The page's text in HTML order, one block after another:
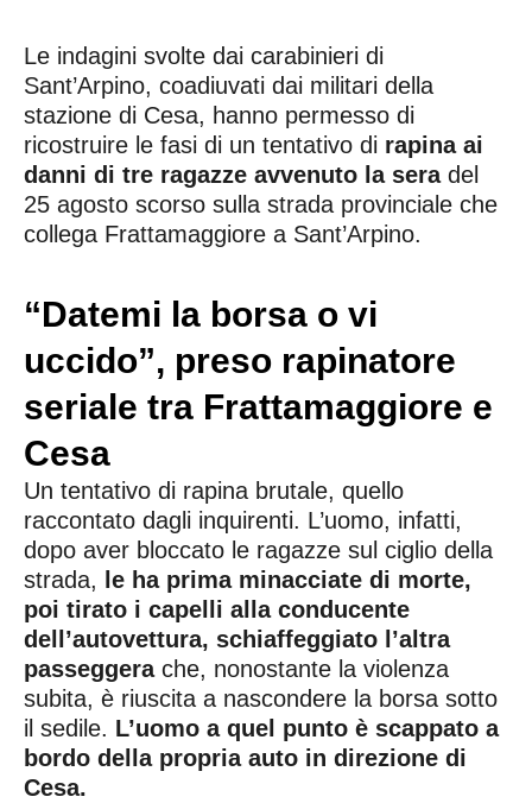
Le indagini svolte dai carabinieri di
Sant’Arpino, coadiuvati dai militari della
stazione di Cesa, hanno permesso di
ricostruire le fasi di un tentativo di rapina ai
danni di tre ragazze avvenuto la sera del
25 agosto scorso sulla strada provinciale che
collega Frattamaggiore a Sant’Arpino.
“Datemi la borsa o vi
uccido”, preso rapinatore
seriale tra Frattamaggiore e
Cesa
Un tentativo di rapina brutale, quello
raccontato dagli inquirenti. L’uomo, infatti,
dopo aver bloccato le ragazze sul ciglio della
strada, le ha prima minacciate di morte,
poi tirato i capelli alla conducente
dell’autovettura, schiaffeggiato l’altra
passeggerache, nonostante la violenza
subita, è riuscita a nascondere la borsa sotto
il sedile. L’uomo a quel punto è scappato a
bordo della propria auto in direzione di
Cesa.